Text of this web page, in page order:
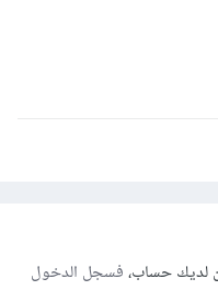
لديك حساب،فسجل الدخول